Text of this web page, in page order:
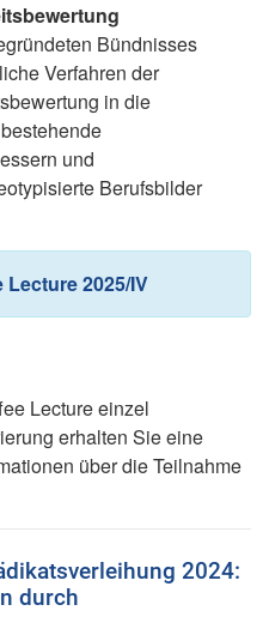
Bündnisses
Verfahren der
in die
und
Berufsbilder
2025/IV
Lecture einzel
erhalten Sie eine
über die Teilnahme
2024:
durch